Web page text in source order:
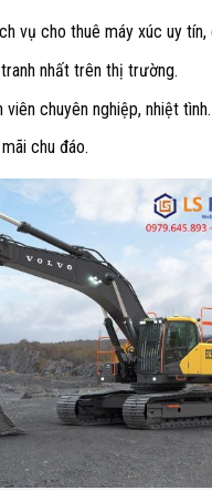
vụ cho thuê máy xúc uy
nhất trên thị trường.
viên chuyên nghiệp, nhiệt tình.
chu đáo.